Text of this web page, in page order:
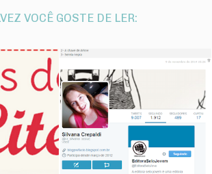
VOCÊ GOSTE DE LER: